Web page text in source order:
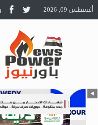
أغسطس 09, 2026